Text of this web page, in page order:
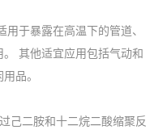
用于暴露在高温下的管道、
其他适宜应用包括气动和
品。
己二胺和十二烷二酸缩聚反